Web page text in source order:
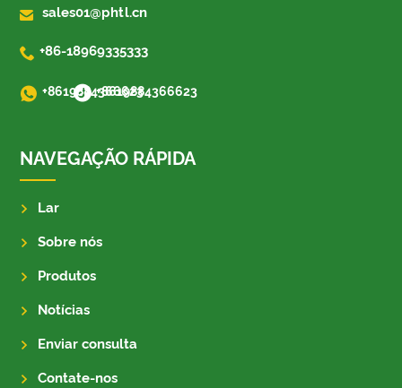
 sales01@phtl.cn
 +86-18969335333
+8619884366623+8619884366623
NAVEGAÇÃO RÁPIDA
Lar
Sobre nós
Produtos
Notícias
Enviar consulta
Contate-nos